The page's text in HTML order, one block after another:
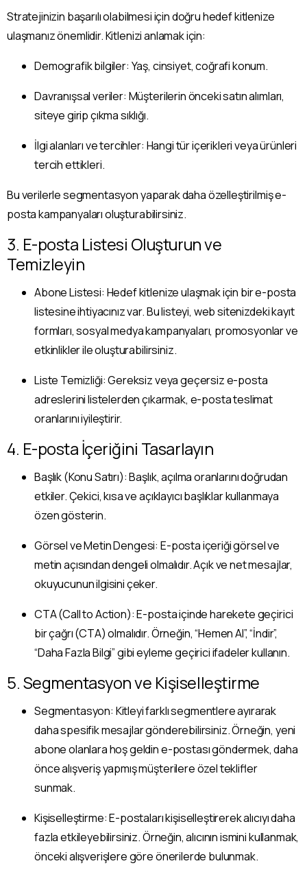
Stratejinizin başarılı olabilmesi için doğru hedef kitlenize
ulaşmanız önemlidir. Kitlenizi anlamak için:
Demografik bilgiler: Yaş, cinsiyet, coğrafi konum.
Davranışsal veriler: Müşterilerin önceki satın alımları,
siteye girip çıkma sıklığı.
İlgi alanları ve tercihler: Hangi tür içerikleri veya ürünleri
tercih ettikleri.
Bu verilerle segmentasyon yaparak daha özelleştirilmiş e-
posta kampanyaları oluşturabilirsiniz.
3. E-posta Listesi Oluşturun ve
Temizleyin
Abone Listesi: Hedef kitlenize ulaşmak için bir e-posta
listesine ihtiyacınız var. Bu listeyi, web sitenizdeki kayıt
formları, sosyal medya kampanyaları, promosyonlar ve
etkinlikler ile oluşturabilirsiniz.
Liste Temizliği: Gereksiz veya geçersiz e-posta
adreslerini listelerden çıkarmak, e-posta teslimat
oranlarını iyileştirir.
4. E-posta İçeriğini Tasarlayın
Başlık (Konu Satırı): Başlık, açılma oranlarını doğrudan
etkiler. Çekici, kısa ve açıklayıcı başlıklar kullanmaya
özen gösterin.
Görsel ve Metin Dengesi: E-posta içeriği görsel ve
metin açısından dengeli olmalıdır. Açık ve net mesajlar,
okuyucunun ilgisini çeker.
CTA (Call to Action): E-posta içinde harekete geçirici
bir çağrı (CTA) olmalıdır. Örneğin, “Hemen Al”, “İndir”,
“Daha Fazla Bilgi” gibi eyleme geçirici ifadeler kullanın.
5. Segmentasyon ve Kişiselleştirme
Segmentasyon: Kitleyi farklı segmentlere ayırarak
daha spesifik mesajlar gönderebilirsiniz. Örneğin, yeni
abone olanlara hoş geldin e-postası göndermek, daha
önce alışveriş yapmış müşterilere özel teklifler
sunmak.
Kişiselleştirme: E-postaları kişiselleştirerek alıcıyı daha
fazla etkileyebilirsiniz. Örneğin, alıcının ismini kullanmak,
önceki alışverişlere göre önerilerde bulunmak.